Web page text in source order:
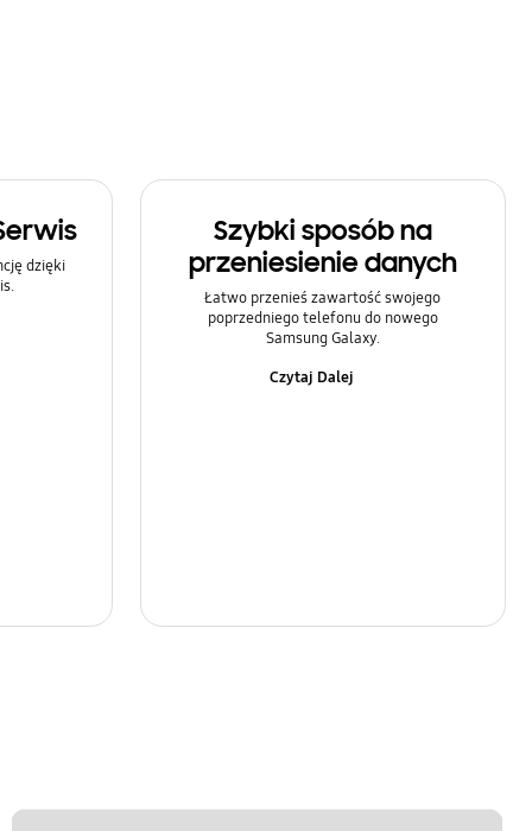
dzięki
Szybki sposób na
przeniesienie danych
Łatwo przenieś zawartość swojego
poprzedniego telefonu do nowego
Samsung Galaxy.
Czytaj Dalej